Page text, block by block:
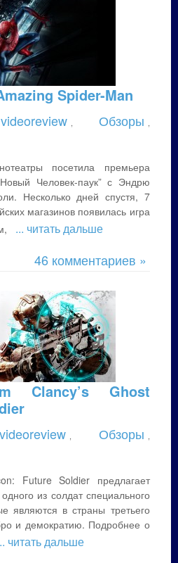
Spider-Man
videoreview Обзоры
посетила премьера
Человек-паук” с Эндрю
Несколько дней спустя, 7
магазинов появилась игра
... читать дальше
46 комментариев »
Clancy’s Ghost
videoreview Обзоры
Future Soldier предлагает
из солдат специального
являются в страны третьего
и демократию. Подробнее о
читать дальше